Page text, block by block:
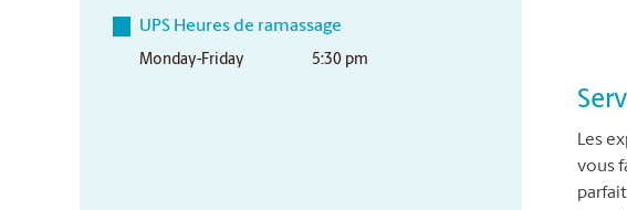
UPS Heures de ramassage
Monday-Friday 5:30 pm
Les
vous